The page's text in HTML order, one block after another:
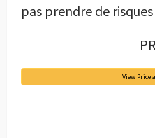
pas prendre de
View Price